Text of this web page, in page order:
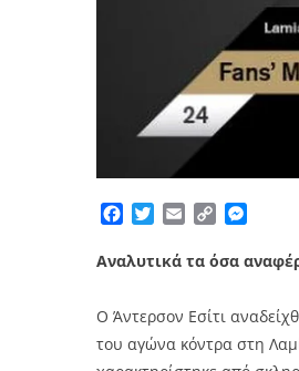
Facebook
TwitterEmailCopy
Αναλυτικά τα όσα
Ο Άντερσον Εσίτι
του αγώνα κόντρα στη